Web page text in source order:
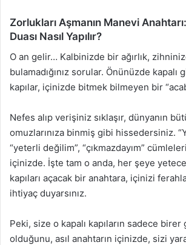
Zorlukları Aşmanın Manevi
Duası Nasıl Yapılır?
O an gelir… Kalbinizde bir ağırlık,
bulamadığınız sorular. Önünüzde kapalı
kapılar, içinizde bitmek bilmeyen bir
Nefes alıp verişiniz sıklaşır, dünyanın
omuzlarınıza binmiş gibi hissedersiniz.
“yeterli değilim”, “çıkmazdayım”
içinizde. İşte tam o anda, her şeye
kapıları açacak bir anahtara, içinizi
ihtiyaç duyarsınız.
Peki, size o kapalı kapıların sadece birer
olduğunu, asıl anahtarın içinizde, sizi